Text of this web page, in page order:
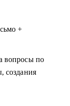
+
вопросы по
создания